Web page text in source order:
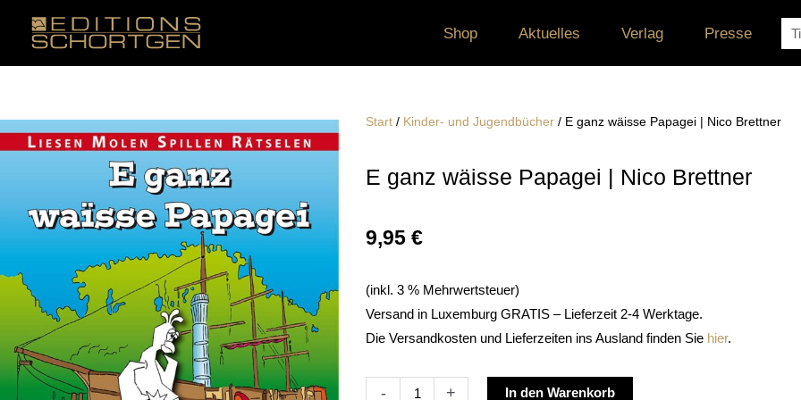
Shop Aktuelles Verlag Presse
Start / Kinder- und Jugendbücher / E ganz wäisse Papagei | Nico Brettner
E ganz wäisse Papagei | Nico Brettner
9,95 €
(inkl. 3 % Mehrwertsteuer)
Versand in Luxemburg GRATIS – Lieferzeit 2-4 Werktage.
Die Versandkosten und Lieferzeiten ins Ausland finden Sie hier.
-
E
+ In den Warenkorb